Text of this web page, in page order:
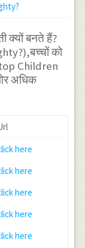
क्यों बनते हैं?
को
Children
अधिक
here
here
here
here
here